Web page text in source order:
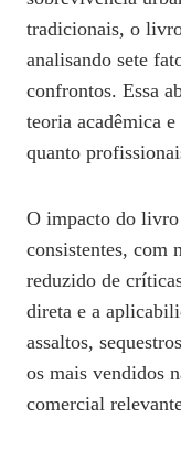
tradicionais, o
analisando sete
confrontos. Essa
teoria acadêmica
quanto
O impacto do livro
consistentes, com
reduzido de
direta e a
assaltos,
os mais vendidos
comercial